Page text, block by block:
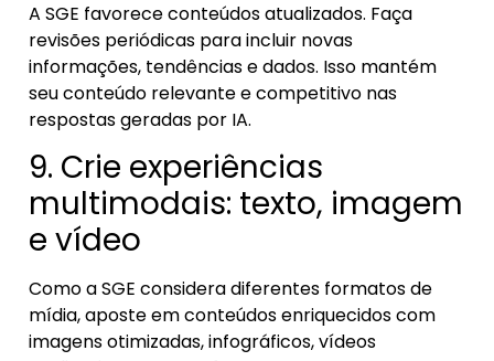
A SGE favorece conteúdos atualizados. Faça
revisões periódicas para incluir novas
informações, tendências e dados. Isso mantém
seu conteúdo relevante e competitivo nas
respostas geradas por IA.
9. Crie experiências
multimodais: texto, imagem
e vídeo
Como a SGE considera diferentes formatos de
mídia, aposte em conteúdos enriquecidos com
imagens otimizadas, infográficos, vídeos